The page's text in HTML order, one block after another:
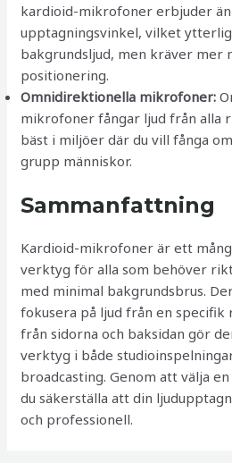
kardioid-mikrofoner erbjuder
upptagningsvinkel, vilket
bakgrundsljud, men kräver mer
positionering.
Omnidirektionella mikrofoner:
mikrofoner fångar ljud från alla
bäst i miljöer där du vill fånga
grupp människor.
Sammanfattning
Kardioid-mikrofoner är ett
verktyg för alla som behöver
med minimal bakgrundsbrus.
fokusera på ljud från en specifik
från sidorna och baksidan gör
verktyg i både
broadcasting. Genom att välja
du säkerställa att din
och professionell.